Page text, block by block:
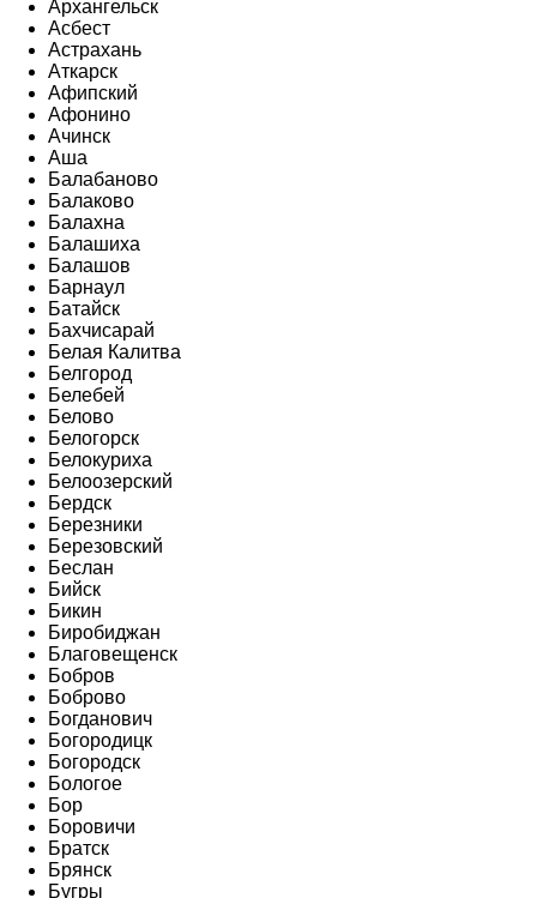
Архангельск
Асбест
Астрахань
Аткарск
Афипский
Афонино
Ачинск
Аша
Балабаново
Балаково
Балахна
Балашиха
Балашов
Барнаул
Батайск
Бахчисарай
Белая Калитва
Белгород
Белебей
Белово
Белогорск
Белокуриха
Белоозерский
Бердск
Березники
Березовский
Беслан
Бийск
Бикин
Биробиджан
Благовещенск
Бобров
Боброво
Богданович
Богородицк
Богородск
Бологое
Бор
Боровичи
Братск
Брянск
Бугры